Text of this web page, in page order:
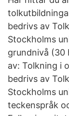
bedrivs av
Stockholms
grundnivå (30
av: Tolkning i
bedrivs av
Stockholms
teckenspråk